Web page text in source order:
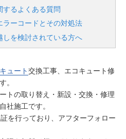
するよくある質問
ーコードとその対処法
を検討されている方へ
ュート交換工事、エコキュート修
。
トの取り替え・新設・交換・修理
社施工です。
を行っており、アフターフォロー